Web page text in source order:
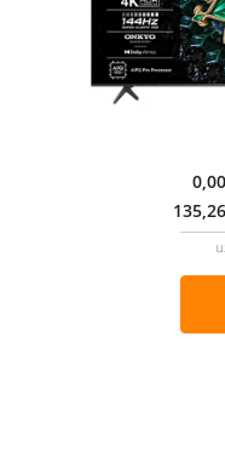
0,00
135,26